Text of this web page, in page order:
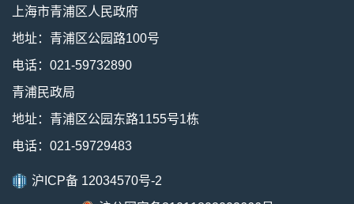
上海市青浦区人民政府
地址：青浦区公园路100号
电话：021-59732890
青浦民政局
地址：青浦区公园东路1155号1栋
电话：021-59729483
沪ICP备 12034570号-2